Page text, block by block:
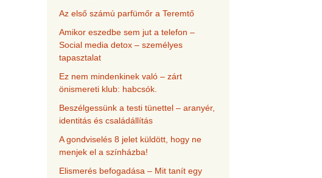
Az első számú parfümőr a Teremtő
Amikor eszedbe sem jut a telefon –
Social media detox – személyes
tapasztalat
Ez nem mindenkinek való – zárt
önismereti klub: habcsók.
Beszélgessünk a testi tünettel – aranyér,
identitás és családállítás
A gondviselés 8 jelet küldött, hogy ne
menjek el a színházba!
Elismerés befogadása – Mit tanít egy